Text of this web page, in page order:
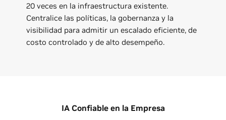
20 veces en la infraestructura existente.
Centralice las políticas, la gobernanza y la
visibilidad para admitir un escalado eficiente, de
costo controlado y de alto desempeño.
IA Confiable en la Empresa